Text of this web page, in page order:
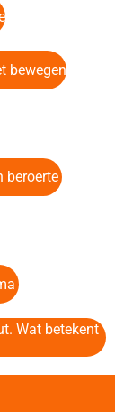
bewegen
beroerte
Wat betekent